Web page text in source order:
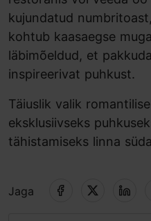
kujundatud
kohtub kaasaegse
läbimõeldud, et
inspireerivat puhkust.
Täiuslik valik
eksklusiivseks
tähistamiseks linna
Jaga